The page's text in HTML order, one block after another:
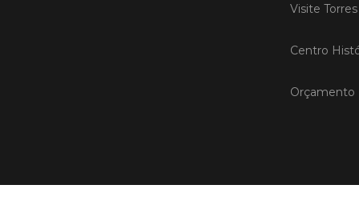
Visite
Centro
Orçamento